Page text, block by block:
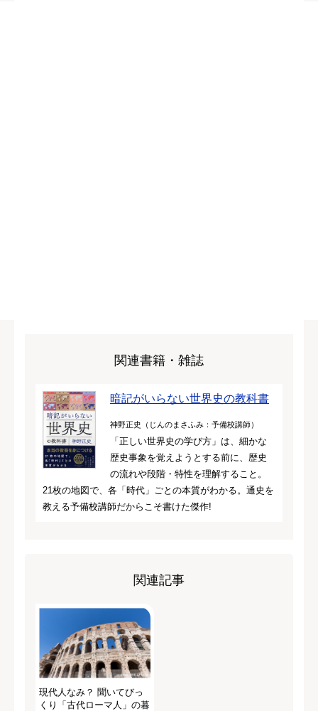
関連書籍・雑誌
暗記がいらない世界史の教科書
神野正史（じんのまさふみ：予備校講師）
「正しい世界史の学び方」は、細かな
歴史事象を覚えようとする前に、歴史
の流れや段階・特性を理解すること。
21枚の地図で、各「時代」ごとの本質がわかる。通史を
教える予備校講師だからこそ書けた傑作!
関連記事
現代人なみ？ 聞いてびっ
くり「古代ローマ人」の暮